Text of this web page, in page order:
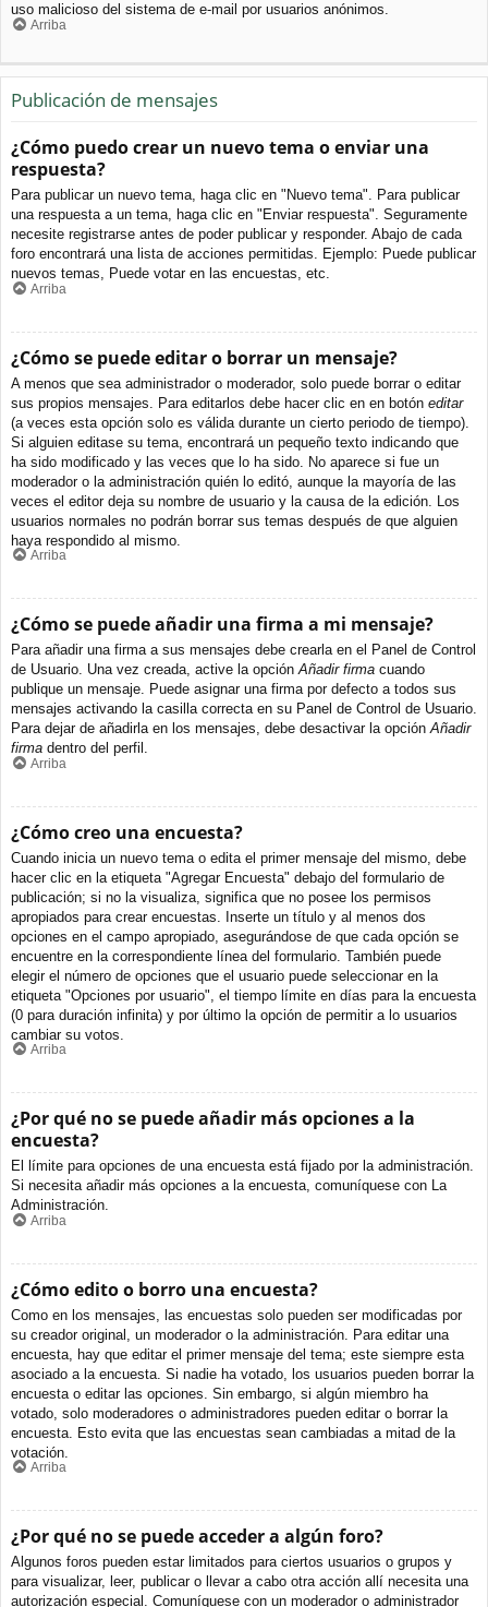
uso malicioso del sistema de e-mail por usuarios anónimos.
Arriba
Publicación de mensajes
¿Cómo puedo crear un nuevo tema o enviar una
respuesta?
Para publicar un nuevo tema, haga clic en "Nuevo tema". Para publicar
una respuesta a un tema, haga clic en "Enviar respuesta". Seguramente
necesite registrarse antes de poder publicar y responder. Abajo de cada
foro encontrará una lista de acciones permitidas. Ejemplo: Puede publicar
nuevos temas, Puede votar en las encuestas, etc.
Arriba
¿Cómo se puede editar o borrar un mensaje?
A menos que sea administrador o moderador, solo puede borrar o editar
sus propios mensajes. Para editarlos debe hacer clic en en botón editar
(a veces esta opción solo es válida durante un cierto periodo de tiempo).
Si alguien editase su tema, encontrará un pequeño texto indicando que
ha sido modificado y las veces que lo ha sido. No aparece si fue un
moderador o la administración quién lo editó, aunque la mayoría de las
veces el editor deja su nombre de usuario y la causa de la edición. Los
usuarios normales no podrán borrar sus temas después de que alguien
haya respondido al mismo.
Arriba
¿Cómo se puede añadir una firma a mi mensaje?
Para añadir una firma a sus mensajes debe crearla en el Panel de Control
de Usuario. Una vez creada, active la opciónAñadir firma cuando
publique un mensaje. Puede asignar una firma por defecto a todos sus
mensajes activando la casilla correcta en su Panel de Control de Usuario.
Para dejar de añadirla en los mensajes, debe desactivar la opciónAñadir
firma dentro del perfil.
Arriba
¿Cómo creo una encuesta?
Cuando inicia un nuevo tema o edita el primer mensaje del mismo, debe
hacer clic en la etiqueta "Agregar Encuesta" debajo del formulario de
publicación; si no la visualiza, significa que no posee los permisos
apropiados para crear encuestas. Inserte un título y al menos dos
opciones en el campo apropiado, asegurándose de que cada opción se
encuentre en la correspondiente línea del formulario. También puede
elegir el número de opciones que el usuario puede seleccionar en la
etiqueta "Opciones por usuario", el tiempo límite en días para la encuesta
(0 para duración infinita) y por último la opción de permitir a lo usuarios
cambiar su votos.
Arriba
¿Por qué no se puede añadir más opciones a la
encuesta?
El límite para opciones de una encuesta está fijado por la administración.
Si necesita añadir más opciones a la encuesta, comuníquese con La
Administración.
Arriba
¿Cómo edito o borro una encuesta?
Como en los mensajes, las encuestas solo pueden ser modificadas por
su creador original, un moderador o la administración. Para editar una
encuesta, hay que editar el primer mensaje del tema; este siempre esta
asociado a la encuesta. Si nadie ha votado, los usuarios pueden borrar la
encuesta o editar las opciones. Sin embargo, si algún miembro ha
votado, solo moderadores o administradores pueden editar o borrar la
encuesta. Esto evita que las encuestas sean cambiadas a mitad de la
votación.
Arriba
¿Por qué no se puede acceder a algún foro?
Algunos foros pueden estar limitados para ciertos usuarios o grupos y
para visualizar, leer, publicar o llevar a cabo otra acción allí necesita una
autorización especial. Comuníquese con un moderador o administrador